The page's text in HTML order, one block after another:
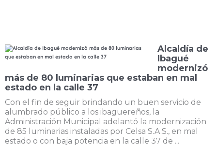
Alcaldía de
Ibagué
modernizó
más de 80 luminarias que estaban en mal
estado en la calle 37
Con el fin de seguir brindando un buen servicio de
alumbrado público a los ibaguereños, la
Administración Municipal adelantó la modernización
de 85 luminarias instaladas por Celsa S.A.S., en mal
estado o con baja potencia en la calle 37 de ...